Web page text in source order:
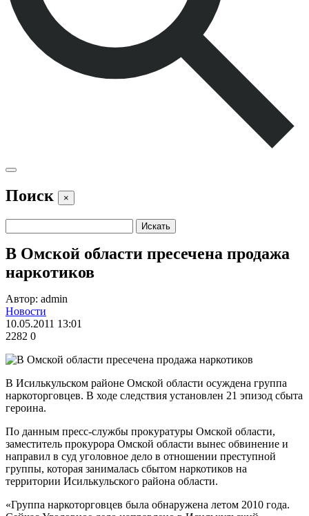
Поиск ×
В Омской области пресечена продажа
наркотиков
Автор: admin
Новости
10.05.2011 13:01
2282 0
В Исилькульском районе Омской области осуждена группа
наркоторговцев. В ходе следствия установлен 21 эпизод сбыта
героина.
По данным пресс-службы прокуратуры Омской области,
заместитель прокурора Омской области вынес обвинение и
направил в суд уголовное дело в отношении преступной
группы, которая занималась сбытом наркотиков на
территории Исилькульского района области.
«Группа наркоторговцев была обнаружена летом 2010 года.